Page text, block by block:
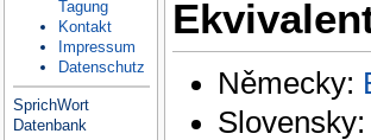
Německy:
Slovensky:
Tagung
Kontakt
Impressum
Datenschutz
SprichWort
Datenbank